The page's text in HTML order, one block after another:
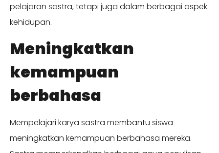
pelajaran sastra, tetapi juga dalam berbagai aspek
kehidupan.
Meningkatkan
kemampuan
berbahasa
Mempelajari karya sastra membantu siswa
meningkatkan kemampuan berbahasa mereka.